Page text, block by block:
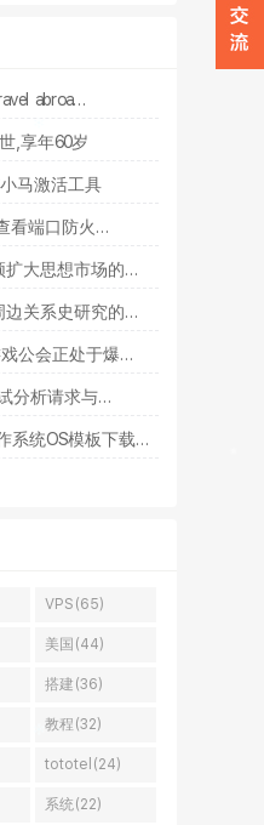
avel abroa...
世 享年60岁
小马激活工具
看端口 防火...
扩大思想市场的...
边关系史研究的...
戏公会正处于爆...
分析请求与...
系统OS模板下载...
VPS(65)
美国(44)
搭建(36)
教程(32)
tototel(24)
系统(22)